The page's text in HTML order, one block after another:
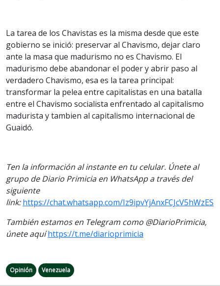
La tarea de los Chavistas es la misma desde que este
gobierno se inició: preservar al Chavismo, dejar claro
ante la masa que madurismo no es Chavismo. El
madurismo debe abandonar el poder y abrir paso al
verdadero Chavismo, esa es la tarea principal:
transformar la pelea entre capitalistas en una batalla
entre el Chavismo socialista enfrentado al capitalismo
madurista y tambien al capitalismo internacional de
Guaidó.
Ten la información al instante en tu celular. Únete al
grupo de Diario Primicia en WhatsApp a través del
siguiente
link:https://chat.whatsapp.com/Iz9ipvYjAnxFCJcV5hWzES
También estamos en Telegram como @DiarioPrimicia,
únete aquí https://t.me/diarioprimicia
Opinión Venezuela